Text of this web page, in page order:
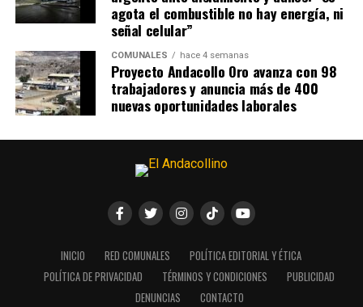
agota el combustible no hay energía, ni
señal celular”
COMUNALES hace 4 semanas
Proyecto Andacollo Oro avanza con 98
trabajadores y anuncia más de 400
nuevas oportunidades laborales
INICIO RED COMUNALES
POLÍTICA EDITORIAL Y ÉTICA
POLÍTICA DE PRIVACIDAD
TÉRMINOS Y CONDICIONES
PUBLICIDAD
DENUNCIAS
CONTACTO